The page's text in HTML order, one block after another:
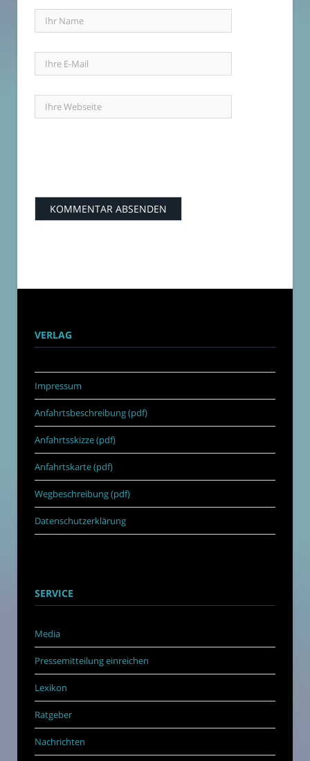
VERLAG
Impressum
Anfahrtsbeschreibung (pdf)
Anfahrtsskizze (pdf)
Anfahrtskarte (pdf)
Wegbeschreibung (pdf)
Datenschutzerklärung
SERVICE
Media
Pressemitteilung einreichen
Lexikon
Ratgeber
Nachrichten